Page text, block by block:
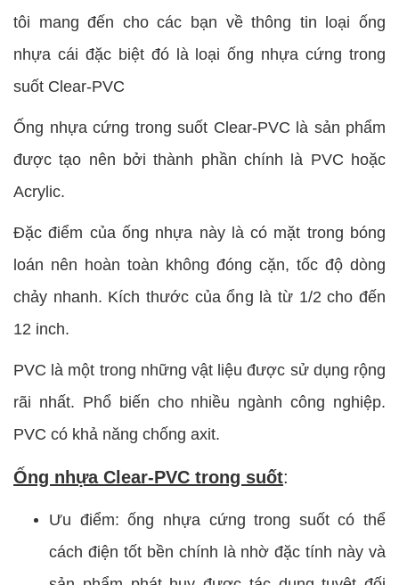
tôi mang đến cho các bạn về thông tin loại ống
nhựa cái đặc biệt đó là loại ống nhựa cứng trong
suốt Clear-PVC
Ống nhựa cứng trong suốt Clear-PVC là sản phẩm
được tạo nên bởi thành phần chính là PVC hoặc
Acrylic.
Đặc điểm của ống nhựa này là có mặt trong bóng
loán nên hoàn toàn không đóng cặn, tốc độ dòng
chảy nhanh. Kích thước của ổng là từ 1/2 cho đến
12 inch.
PVC là một trong những vật liệu được sử dụng rộng
rãi nhất. Phổ biến cho nhiều ngành công nghiệp.
PVC có khả năng chống axit.
Ống nhựa Clear-PVC trong suốt:
Ưu điểm: ống nhựa cứng trong suốt có thể
cách điện tốt bền chính là nhờ đặc tính này và